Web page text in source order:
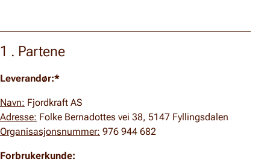
1 . Partene
Leverandør:*
Navn: Fjordkraft AS
Adresse: Folke Bernadottes vei 38, 5147 Fyllingsdalen
Organisasjonsnummer: 976 944 682
Forbrukerkunde: